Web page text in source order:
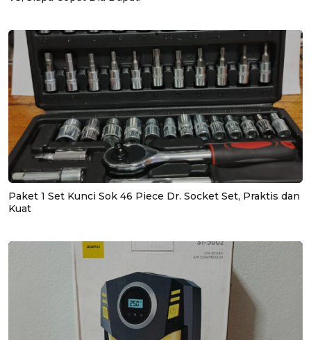
Paket 1 Set Kunci Sok 46 Piece Dr. Socket Set, Praktis dan
Kuat